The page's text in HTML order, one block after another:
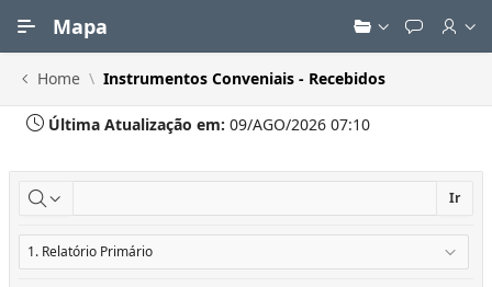
Mapa
Home Instrumentos Conveniais - Recebidos
Última Atualização em: 09/AGO/2026 07:10
Ir